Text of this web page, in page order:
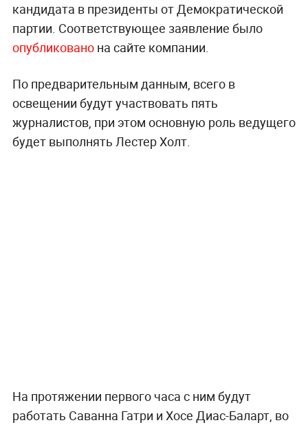
кандидата в президенты от Демократической
партии. Соответствующее заявление было
опубликованона сайте компании.
По предварительным данным, всего в
освещении будут участвовать пять
журналистов, при этом основную роль ведущего
будет выполнять Лестер Холт.
На протяжении первого часа с ним будут
работать Саванна Гатри и Хосе Диас-Баларт, во